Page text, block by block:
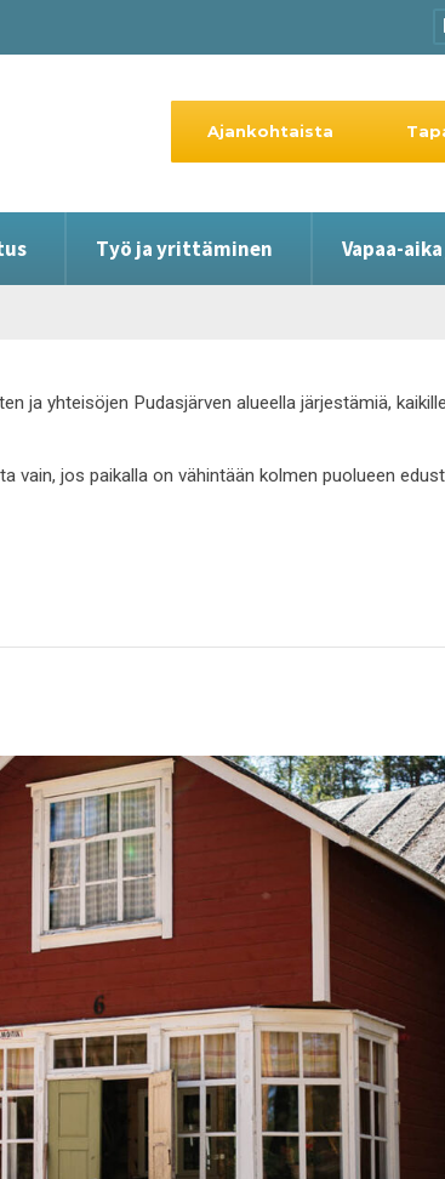
Työ ja yrittäminen Vapaa-
Ajankohtaista
ja yhteisöjen Pudasjärven alueella järjestämiä,
jos paikalla on vähintään kolmen puolueen